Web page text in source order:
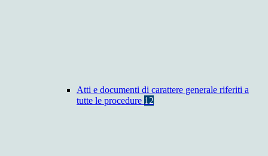
Atti e documenti di carattere generale riferiti a
tutte le procedure 12